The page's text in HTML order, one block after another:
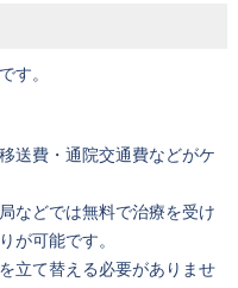
す。
送費・通院交通費などがケ
などでは無料で治療を受け
が可能です。
立て替える必要がありませ